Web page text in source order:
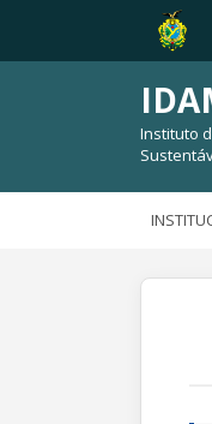
Instituto